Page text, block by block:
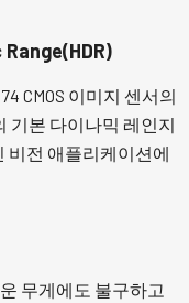
CMOS 이미지 센서의
기본 다이나믹 레인지
비전 애플리케이션에
무게에도 불구하고